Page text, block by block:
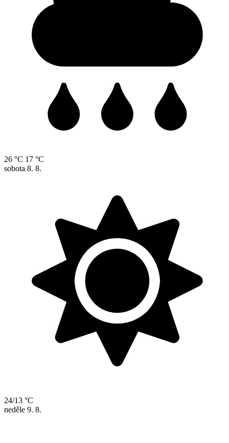
26 °C 17 °C
sobota 8. 8.
24/13 °C
neděle 9. 8.